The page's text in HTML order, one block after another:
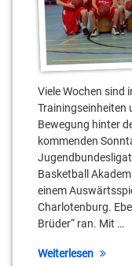
Philipp
Beaujean
Robin
Jorch
RSV/IBBA
Sönke
Leh
Tim
Valentin
Viele Wochen sind
Trainingseinheiten
Bewegung hinter
kommenden
Basketball
einem
Charlotenburg.
Brüder“ ran. Mit …
Weiterlesen